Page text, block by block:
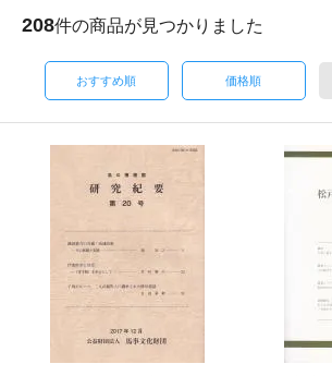
208件の商品が見つかりました
おすすめ順 価格順